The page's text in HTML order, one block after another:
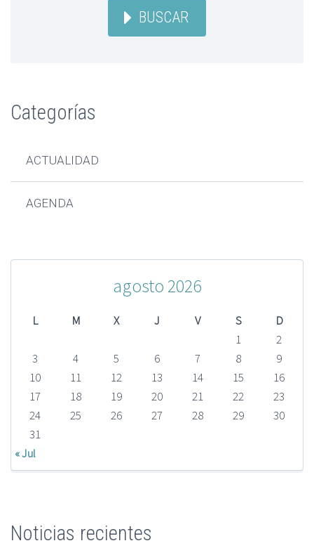
BUSCAR
Categorías
ACTUALIDAD
AGENDA
agosto 2026
L M X J V S
D
1
2
3
4 5 6 7 8
9
10
11 12 13 14 15
16
17
18 19 20 21 22
23
24
25 26 27 28 29
30
31
« Jul
Noticias recientes